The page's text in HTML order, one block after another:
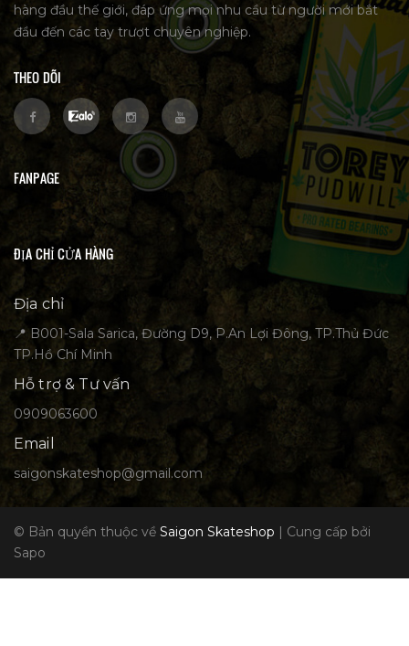
hàng đầu thế giới, đáp ứng mọi nhu cầu từ người mới bắt
đầu đến các tay trượt chuyên nghiệp.
THEO DÕI
FANPAGE
ĐỊA CHỈ CỬA HÀNG
Địa chỉ
📍 B001-Sala Sarica, Đường D9, P.An Lợi Đông, TP.Thủ Đức
TP.Hồ Chí Minh
Hỗ trợ & Tư vấn
0909063600
Email
saigonskateshop@gmail.com
© Bản quyền thuộc về Saigon Skateshop | Cung cấp bởi
Sapo